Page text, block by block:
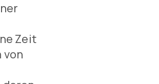
Zeit
von